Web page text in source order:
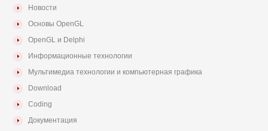
Новости
Основы OpenGL
OpenGL и Delphi
Информационные технологии
Мультимедиа технологии и компьютерная графика
Download
Coding
Документация